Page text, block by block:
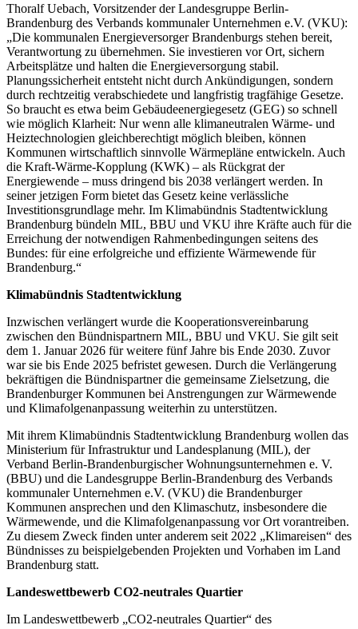
Thoralf Uebach, Vorsitzender der Landesgruppe Berlin-
Brandenburg des Verbands kommunaler Unternehmen e.V. (VKU):
„Die kommunalen Energieversorger Brandenburgs stehen bereit,
Verantwortung zu übernehmen. Sie investieren vor Ort, sichern
Arbeitsplätze und halten die Energieversorgung stabil.
Planungssicherheit entsteht nicht durch Ankündigungen, sondern
durch rechtzeitig verabschiedete und langfristig tragfähige Gesetze.
So braucht es etwa beim Gebäudeenergiegesetz (GEG) so schnell
wie möglich Klarheit: Nur wenn alle klimaneutralen Wärme- und
Heiztechnologien gleichberechtigt möglich bleiben, können
Kommunen wirtschaftlich sinnvolle Wärmepläne entwickeln. Auch
die Kraft-Wärme-Kopplung (KWK) – als Rückgrat der
Energiewende – muss dringend bis 2038 verlängert werden. In
seiner jetzigen Form bietet das Gesetz keine verlässliche
Investitionsgrundlage mehr. Im Klimabündnis Stadtentwicklung
Brandenburg bündeln MIL, BBU und VKU ihre Kräfte auch für die
Erreichung der notwendigen Rahmenbedingungen seitens des
Bundes: für eine erfolgreiche und effiziente Wärmewende für
Brandenburg.“
Klimabündnis Stadtentwicklung
Inzwischen verlängert wurde die Kooperationsvereinbarung
zwischen den Bündnispartnern MIL, BBU und VKU. Sie gilt seit
dem 1. Januar 2026 für weitere fünf Jahre bis Ende 2030. Zuvor
war sie bis Ende 2025 befristet gewesen. Durch die Verlängerung
bekräftigen die Bündnispartner die gemeinsame Zielsetzung, die
Brandenburger Kommunen bei Anstrengungen zur Wärmewende
und Klimafolgenanpassung weiterhin zu unterstützen.
Mit ihrem Klimabündnis Stadtentwicklung Brandenburg wollen das
Ministerium für Infrastruktur und Landesplanung (MIL), der
Verband Berlin-Brandenburgischer Wohnungsunternehmen e. V.
(BBU) und die Landesgruppe Berlin-Brandenburg des Verbands
kommunaler Unternehmen e.V. (VKU) die Brandenburger
Kommunen ansprechen und den Klimaschutz, insbesondere die
Wärmewende, und die Klimafolgenanpassung vor Ort vorantreiben.
Zu diesem Zweck finden unter anderem seit 2022 „Klimareisen“ des
Bündnisses zu beispielgebenden Projekten und Vorhaben im Land
Brandenburg statt.
Landeswettbewerb CO2-neutrales Quartier
Im Landeswettbewerb „CO2-neutrales Quartier“ des